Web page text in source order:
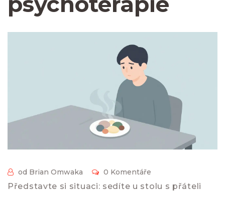
od Brian Omwaka 0 Komentáře
Představte si situaci: sedíte u stolu s přáteli